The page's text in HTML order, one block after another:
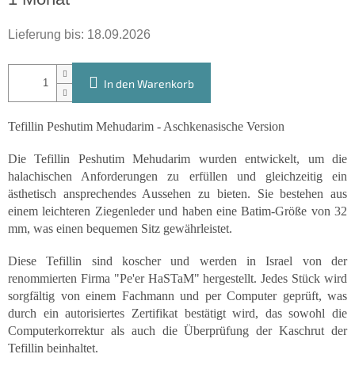
Lieferung bis: 18.09.2026
In den Warenkorb
Tefillin Peshutim Mehudarim - Aschkenasische Version
Die Tefillin Peshutim Mehudarim wurden entwickelt, um die
halachischen Anforderungen zu erfüllen und gleichzeitig ein
ästhetisch ansprechendes Aussehen zu bieten. Sie bestehen aus
einem leichteren Ziegenleder und haben eine Batim-Größe von 32
mm, was einen bequemen Sitz gewährleistet.
Diese Tefillin sind koscher und werden in Israel von der
renommierten Firma "Pe'er HaSTaM" hergestellt. Jedes Stück wird
sorgfältig von einem Fachmann und per Computer geprüft, was
durch ein autorisiertes Zertifikat bestätigt wird, das sowohl die
Computerkorrektur als auch die Überprüfung der Kaschrut der
Tefillin beinhaltet.